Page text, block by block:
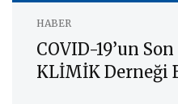
HABER
COVID-19’un
KLİMİK Derneği